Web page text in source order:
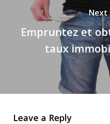
Next
Empruntez et
taux
Leave a Reply